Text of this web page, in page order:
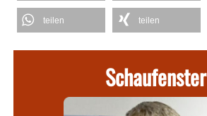
teilen teilen
Schaufenster